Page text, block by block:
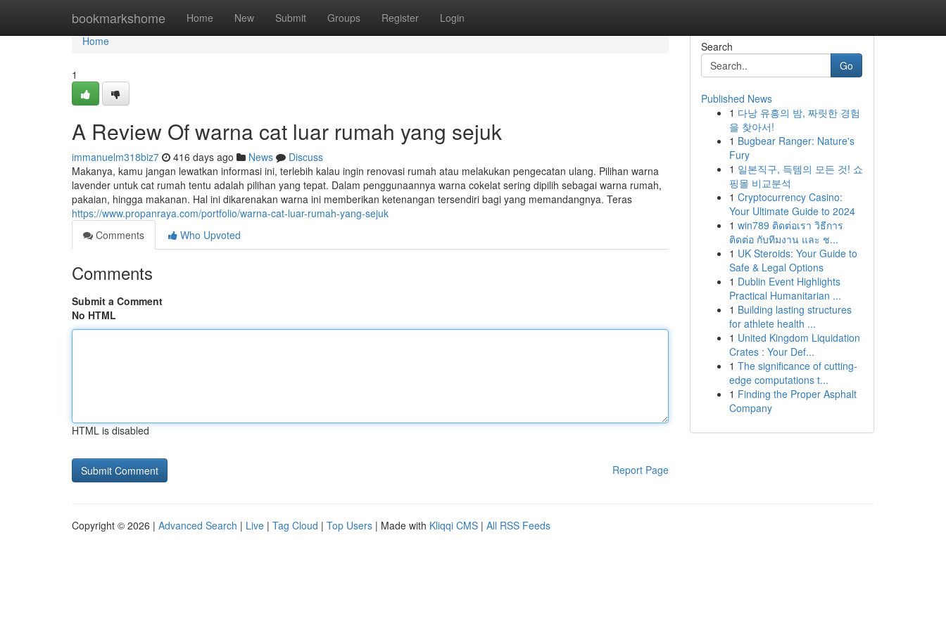
bookmarkshome Home New Submit Groups Register Login
Home
Home
1
A Review Of warna cat luar rumah yang sejuk
immanuelm318biz7 416 days ago News
Discuss
Makanya, kamu jangan lewatkan informasi ini, terlebih kalau ingin renovasi rumah atau melakukan pengecatan ulang. Pilihan warna
lavender untuk cat rumah tentu adalah pilihan yang tepat. Dalam penggunaannya warna cokelat sering dipilih sebagai warna rumah,
pakaian, hingga makanan. Hal ini dikarenakan warna ini memberikan ketenangan tersendiri bagi yang memandangnya. Teras
https://www.propanraya.com/portfolio/warna-cat-luar-rumah-yang-sejuk
Comments
Who Upvoted
Comments
Submit a Comment
No HTML
HTML is disabled
Report Page
Search
Go
Published News
1 다낭 유흥의 밤, 짜릿한 경험
을 찾아서!
1 Bugbear Ranger: Nature's
Fury
1 일본직구, 득템의 모든 것! 쇼
핑몰 비교분석
1 Cryptocurrency Casino:
Your Ultimate Guide to 2024
1 win789 ติดต่อเรา วิธีการ
ติดต่อ กับทีมงาน และ ช...
1 UK Steroids: Your Guide to
Safe & Legal Options
1 Dublin Event Highlights
Practical Humanitarian ...
1 Building lasting structures
for athlete health ...
1 United Kingdom Liquidation
Crates : Your Def...
1 The significance of cutting-
edge computations t...
1 Finding the Proper Asphalt
Company
Copyright © 2026 | Advanced Search | Live | Tag Cloud | Top Users | Made with Kliqqi CMS | All RSS Feeds